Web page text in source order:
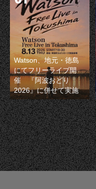
Watson、地元・徳島
にてフリーライブ開
催 『阿波おどり
2026』に併せて実施